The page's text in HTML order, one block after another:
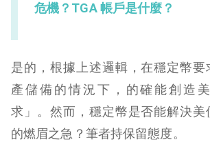
危機？TGA 帳戶是什麼？
是的，根據上述邏輯，在穩定幣要
產儲備的情況下，的確能創造
求」。然而，穩定幣是否能解決
的燃眉之急？筆者持保留態度。